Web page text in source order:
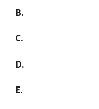
B.
C.
D.
E.